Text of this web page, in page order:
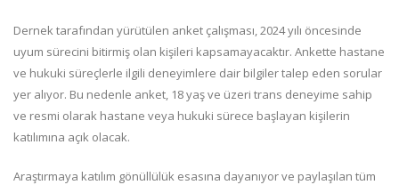
Dernek tarafından yürütülen anket çalışması, 2024 yılı öncesinde
uyum sürecini bitirmiş olan kişileri kapsamayacaktır. Ankette hastane
ve hukuki süreçlerle ilgili deneyimlere dair bilgiler talep eden sorular
yer alıyor. Bu nedenle anket, 18 yaş ve üzeri trans deneyime sahip
ve resmi olarak hastane veya hukuki sürece başlayan kişilerin
katılımına açık olacak.
Araştırmaya katılım gönüllülük esasına dayanıyor ve paylaşılan tüm